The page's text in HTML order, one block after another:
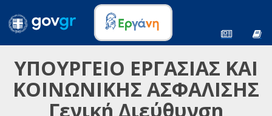
ΥΠΟΥΡΓΕΙΟ ΕΡΓΑΣΙΑΣ ΚΑΙ
ΚΟΙΝΩΝΙΚΗΣ ΑΣΦΑΛΙΣΗΣ
Γενική Διεύθυνση